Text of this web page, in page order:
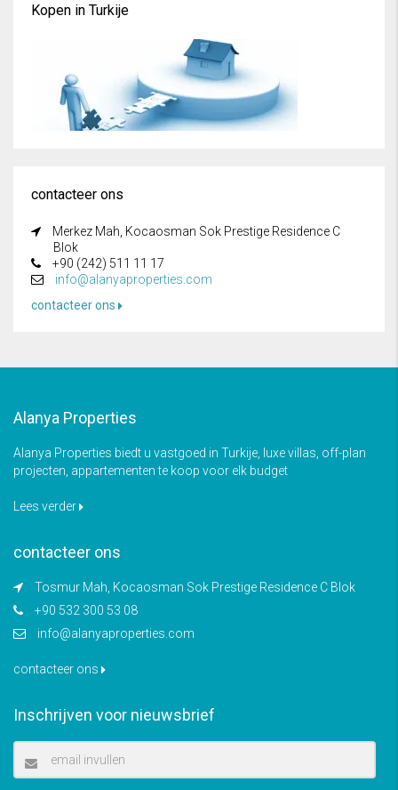
Kopen in Turkije
contacteer ons
Merkez Mah, Kocaosman Sok Prestige Residence C
Blok
+90 (242) 511 11 17
info@alanyaproperties.com
contacteer ons
Alanya Properties
Alanya Properties biedt u vastgoed in Turkije, luxe villas, off-plan
projecten, appartementen te koop voor elk budget
Lees verder
contacteer ons
Tosmur Mah, Kocaosman Sok Prestige Residence C Blok
+90 532 300 53 08
info@alanyaproperties.com
contacteer ons
Inschrijven voor nieuwsbrief